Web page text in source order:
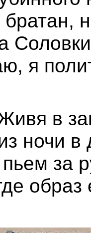
я
в
ночи в
за
образ